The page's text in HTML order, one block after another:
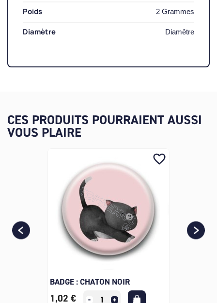
Poids 2 Grammes
Diamètre Diamêtre
CES PRODUITS POURRAIENT AUSSI
VOUS PLAIRE
BADGE : CHATON NOIR
1,02 €
favorite_border